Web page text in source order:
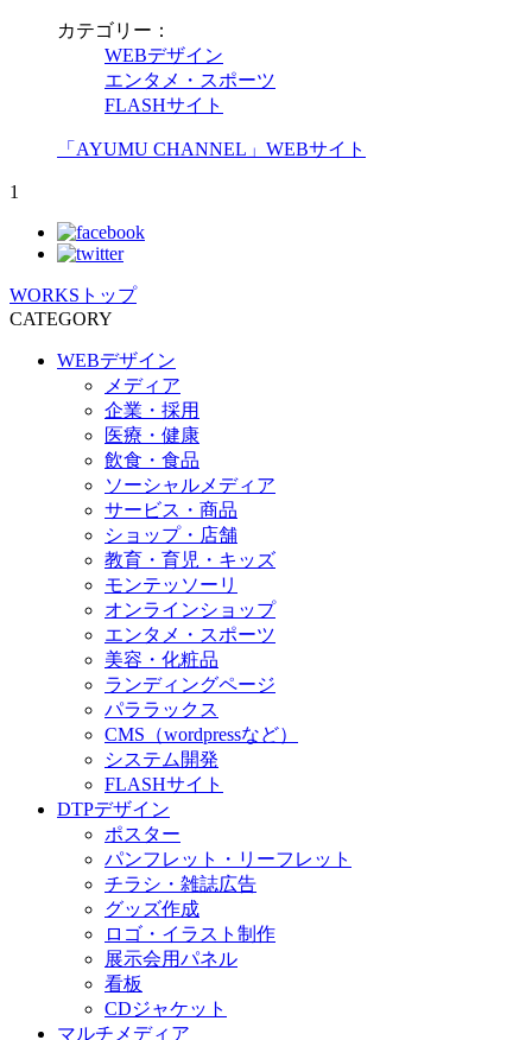
カテゴリー：
WEBデザイン
エンタメ・スポーツ
FLASHサイト
「AYUMU CHANNEL」WEBサイト
1
WORKSトップ
CATEGORY
WEBデザイン
メディア
企業・採用
医療・健康
飲食・食品
ソーシャルメディア
サービス・商品
ショップ・店舗
教育・育児・キッズ
モンテッソーリ
オンラインショップ
エンタメ・スポーツ
美容・化粧品
ランディングページ
パララックス
CMS（wordpressなど）
システム開発
FLASHサイト
DTPデザイン
ポスター
パンフレット・リーフレット
チラシ・雑誌広告
グッズ作成
ロゴ・イラスト制作
展示会用パネル
看板
CDジャケット
マルチメディア